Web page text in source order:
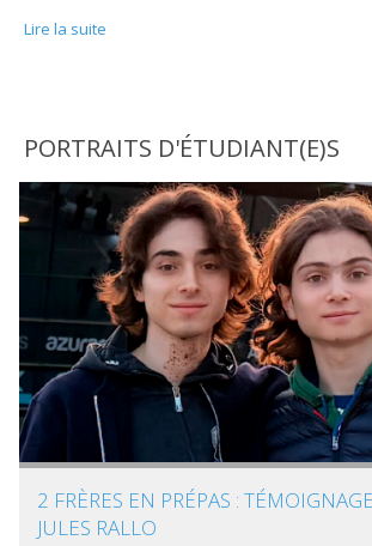
Lire la suite
PORTRAITS D'ÉTUDIANT(E)S
2 FRÈRES EN PRÉPAS :
JULES RALLO